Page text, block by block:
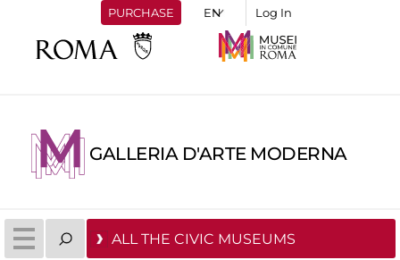
PURCHASE Log In
GALLERIA D'ARTE MODERNA
ALL THE CIVIC MUSEUMS